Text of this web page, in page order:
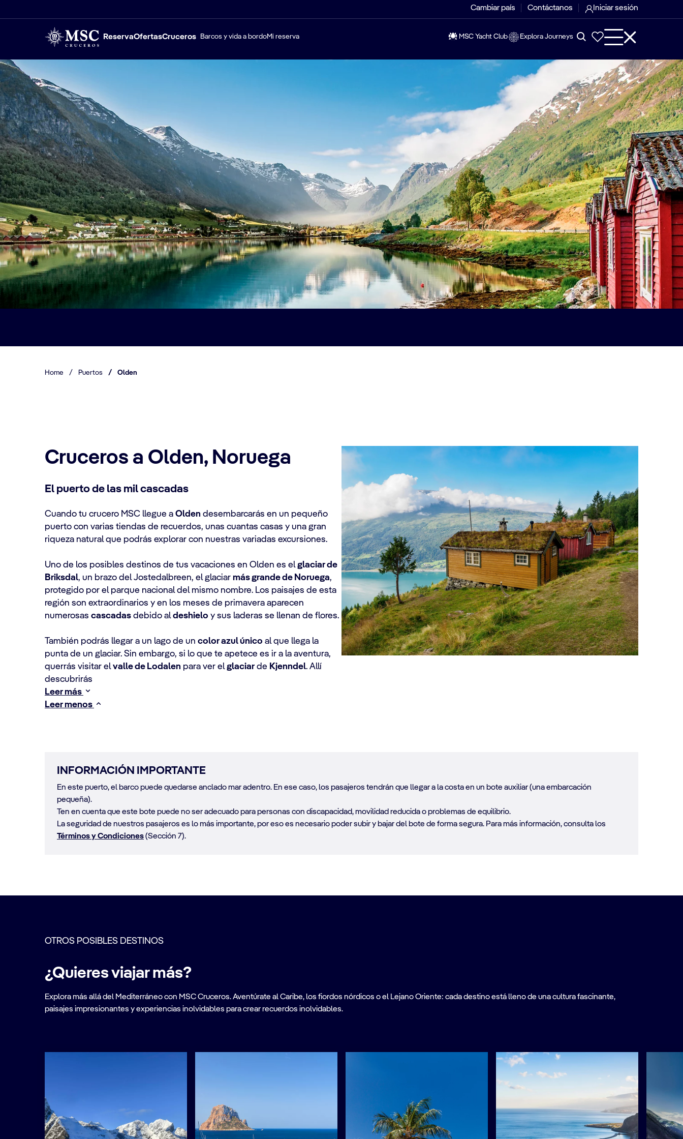
Cambiar país Contáctanos Iniciar sesión
ReservaOfertasCruceros Barcos y vida a bordoMi reserva MSC Yacht Club Explora Journeys
Home / Puertos / Olden
Cruceros a Olden, Noruega
El puerto de las mil cascadas
Cuando tu crucero MSC llegue a Olden desembarcarás en un pequeño
puerto con varias tiendas de recuerdos, unas cuantas casas y una gran
riqueza natural que podrás explorar con nuestras variadas excursiones.
Uno de los posibles destinos de tus vacaciones en Olden es elglaciar de
Briksdal, un brazo del Jostedalbreen, el glaciar más grande de Noruega,
protegido por el parque nacional del mismo nombre. Los paisajes de esta
región son extraordinarios y en los meses de primavera aparecen
numerosas cascadas debido aldeshielo y sus laderas se llenan de flores.
También podrás llegar a un lago de un color azul único al que llega la
punta de un glaciar. Sin embargo, si lo que te apetece es ir a la aventura,
querrás visitar elvalle de Lodalen para ver elglaciar de Kjenndel. Allí
descubrirás
Leer más
Leer menos
INFORMACIÓN IMPORTANTE
En este puerto, el barco puede quedarse anclado mar adentro. En ese caso, los pasajeros tendrán que llegar a la costa en un bote auxiliar (una embarcación
pequeña).
Ten en cuenta que este bote puede no ser adecuado para personas con discapacidad, movilidad reducida o problemas de equilibrio.
La seguridad de nuestros pasajeros es lo más importante, por eso es necesario poder subir y bajar del bote de forma segura. Para más información, consulta los
Términos y Condiciones(Sección 7).
OTROS POSIBLES DESTINOS
¿Quieres viajar más?
Explora más allá del Mediterráneo con MSC Cruceros. Aventúrate al Caribe, los fiordos nórdicos o el Lejano Oriente: cada destino está lleno de una cultura fascinante,
paisajes impresionantes y experiencias inolvidables para crear recuerdos inolvidables.